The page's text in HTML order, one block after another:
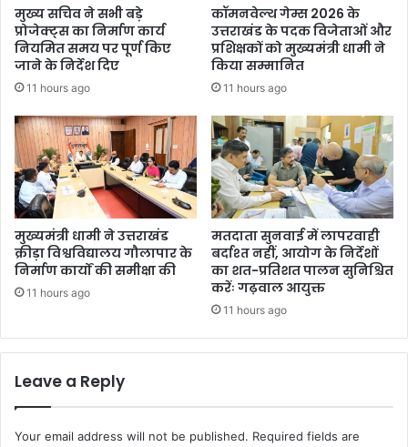
द
र्ज
हों
मु
क
द
मे
,
डी
ए
म
ने
ग
की
मि
ती
जे
मुख्य सचिव ने सभी बड़े
प्रोजेक्ट्स का निर्माण कार्य
नियमित समय पर पूर्ण किए
जाने के निर्देश दिए
11 hours ago
कॉमनवेल्थ गेम्स 2026 के
उत्तराखंड के पदक विजेताओं और
प्रशिक्षकों को मुख्यमंत्री धामी ने
किया सम्मानित
11 hours ago
मुख्यमंत्री धामी ने उत्तराखंड
क्रीड़ा विश्वविद्यालय गौलापार के
निर्माण कार्यों की समीक्षा की
11 hours ago
मतदाता सुनवाई में लापरवाही
बर्दाश्त नहीं, आयोग के निर्देशों
का शत-प्रतिशत पालन सुनिश्चित
करेंः गढ़वाल आयुक्त
11 hours ago
Leave a Reply
Your email address will not be published. Required fields are